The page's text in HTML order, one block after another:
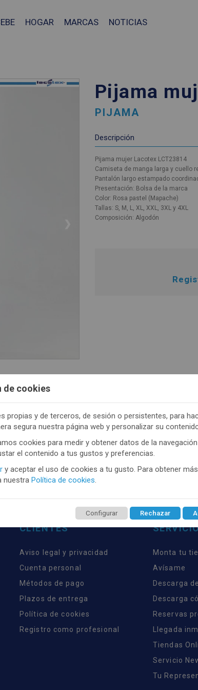
HOGAR MARCAS NOTICIAS
Pijama
PIJAMA
Descripción
Pijama mujer Lacotex LCT23814
Camiseta de manga larga y cuello
Pantalón largo estampado
Presentación: Bolsa de la marca
Color: Rosa pastel (Mapache)
Tallas: S, M, L, XL, XXL, 3XL y 4XL
Composición: Algodón
TENEMOS MUCHOS MÁS !
para poder ver todo el contenido y los
CLIENTES
Aviso legal y privacidad
Cuenta personal
Métodos de pago
Plazos de entrega
Política de cookies
Registro como profesional
Monta tu
Avísame
Descarga
Descarga
Reservas
Llegada
Tiendas
Servicio
Tu
de cookies
propias y de terceros, de sesión o persistentes, para
segura nuestra página web y personalizar su
cookies para medir y obtener datos de la
el contenido a tus gustos y preferencias.
y aceptar el uso de cookies a tu gusto. Para obtener más
nuestra Política de cookies.
Configurar Rechazar